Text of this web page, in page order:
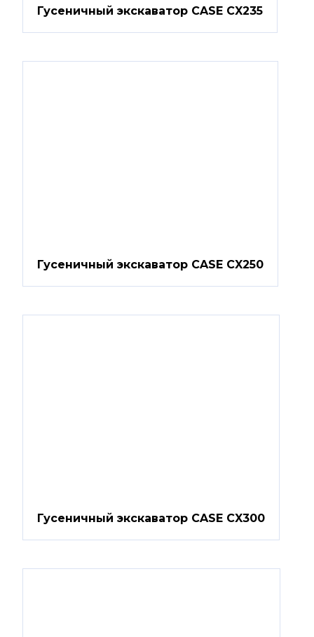
Гусеничный экскаватор CASE CX235
Гусеничный экскаватор CASE CX250
Гусеничный экскаватор CASE CX300